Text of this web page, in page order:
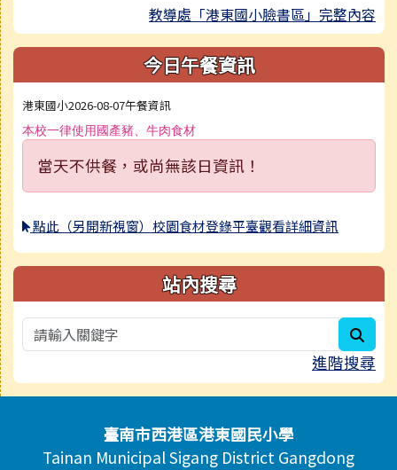
教導處「港東國小臉書區」完整內容
今日午餐資訊
港東國小2026-08-07午餐資訊
本校一律使用國產豬、牛肉食材
當天不供餐，或尚無該日資訊！
點此（另開新視窗）校園食材登錄平臺觀看詳細資訊
站內搜尋
進階搜尋
頁尾區域內容臺南市西港區港東國民小學
Tainan Municipal Sigang District Gangdong